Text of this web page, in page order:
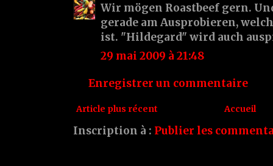
Wir mögen Roastbeef gern.
gerade am Ausprobieren,
ist. "Hildegard" wird auch
29 mai 2009 à 21:48
Enregistrer un commentaire
Article plus récent Accueil
Inscription à : Publier les